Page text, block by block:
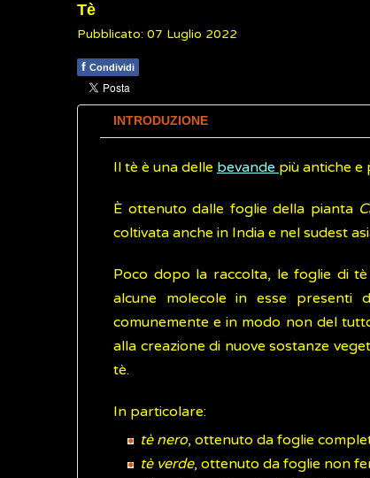
Tè
Pubblicato: 07 Luglio 2022
f Condividi
INTRODUZIONE
Il tè è una delle bevande più antiche e
È ottenuto dalle foglie della pianta
coltivata anche in India e nel sudest
Poco dopo la raccolta, le foglie di
alcune molecole in esse presenti
comunemente e in modo non del
alla creazione di nuove sostanze
tè.
In particolare:
tè nero, ottenuto da foglie
tè verde, ottenuto da foglie non